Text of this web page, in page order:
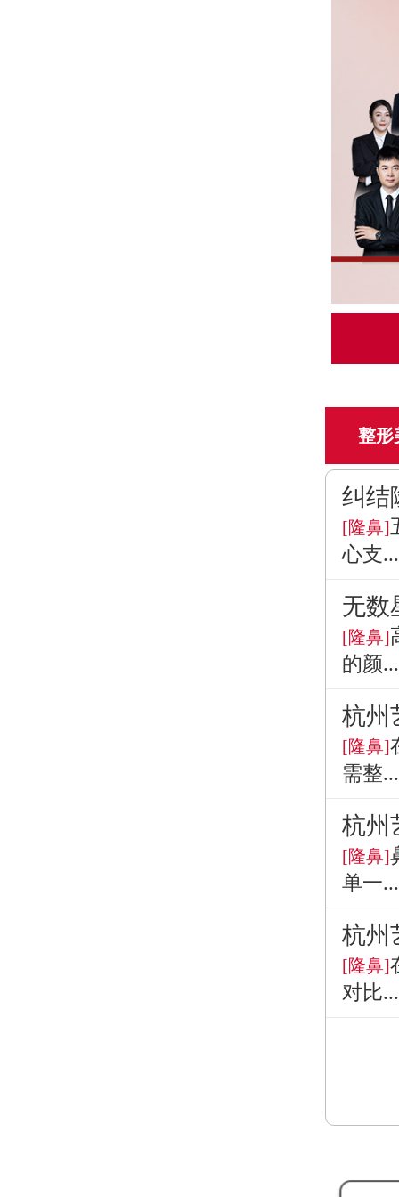
整形
纠结
[隆鼻]
心支...
无数
[隆鼻]
的颜...
杭州
[隆鼻]
需整...
杭州
[隆鼻]
单一...
杭州
[隆鼻]
对比...